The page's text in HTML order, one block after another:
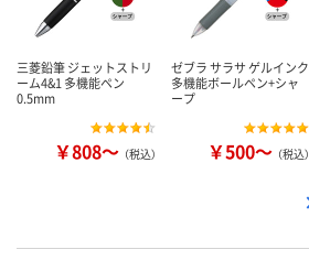
三菱鉛筆 ジェットストリ
ーム4&1 多機能ペン
0.5mm
￥808～ （税込）
ゼブラ サラサ ゲルインク
多機能ボールペン+シャ
ープ
￥500～ （税込）